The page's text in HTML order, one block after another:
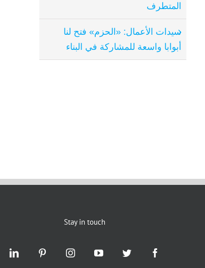
المتطرف
سيدات الأعمال: «الحزم» فتح لنا
أبوابا واسعة للمشاركة في البناء
Stay in touch